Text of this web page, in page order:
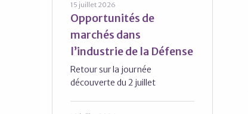
15 juillet 2026
Opportunités de
marchés dans
l’industrie de la Défense
Retour sur la journée
découverte du 2 juillet